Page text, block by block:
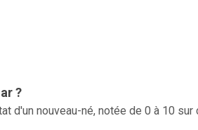
?
d'un nouveau-né, notée de 0 à 10